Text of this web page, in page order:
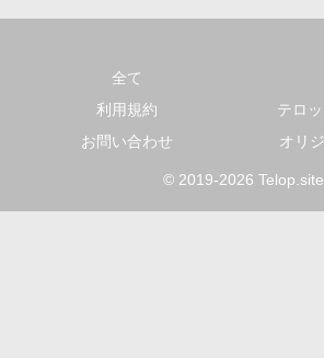
全て
利用規約
テロ
お問い合わせ
オリ
© 2019-2026 Telop.site.